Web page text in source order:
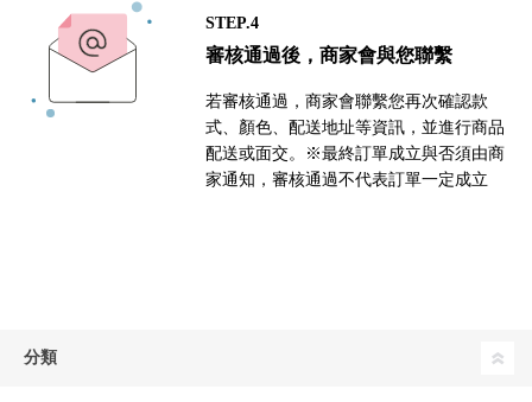
STEP.4
審核通過後，商家會與您聯繫
若審核通過，商家會聯繫您再次確認款
式、顏色、配送地址等資訊，並進行商品
配送或面交。※最終訂單成立與否須由商
家通知，審核通過不代表訂單一定成立
分類